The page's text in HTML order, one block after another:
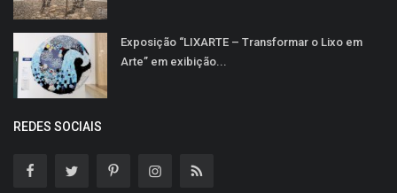
Exposição “LIXARTE – Transformar o Lixo em
Arte” em exibição...
REDES SOCIAIS